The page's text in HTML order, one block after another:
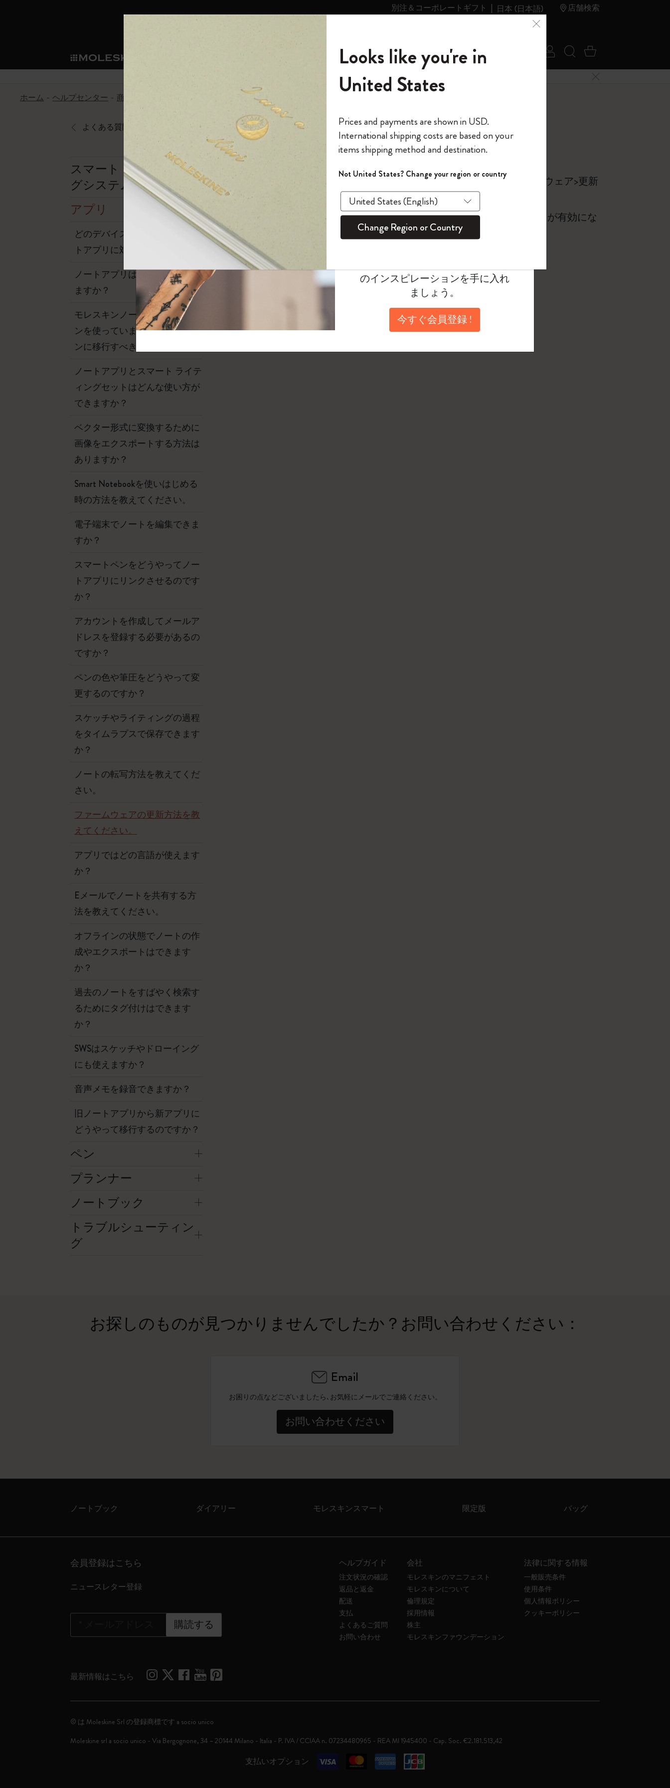
別注＆コーポレートギフト 日本 (日本語) 店舗検索
ノートブック
ノートブック
The Original Notebook
ミニノートブックチャーム
カイエ ＆ ジャーナル
セット
パッションジャーナル
スチューデントカイエジャーナル
ダイアリー
ダイアリー
パーソナル・ダイアリー
12カ月ダイアリー
15ヶ月プランナー
ウィークリープランナー
デイリープランナー
マンスリープランナー
ライフプランナー・コレクション
モレスキンスマート
サブカテゴリ
すべて見る
スマートライティング・システム
モレスキンスマートスマートとは
アプリ・サービス
ライティングツール
サブカテゴリ
モレスキンスマート
Blackwing x モレスキン
Kaweco x モレスキン
ペン & ペンシル
限定版ノートブック
サブカテゴリ
Reframe サングラス
ムーミン コレクション
キム・ジョンギコレクション
「Alice's Adventures in Wonderland」コレ
『ロード・オブ・ザ・リング』コレク
カラーパターン ノートブック
サクラコレクション
馬年コレクション
芸術と文化
サブカテゴリ
キム・ジョンギコレクション
Impressions of Impressionism コレクショ
ン
カサ・バトリョ 限定版コレクション
バッグ
すべて見る
バックパック
限定版バックパック
Shopper paper – made Collection
ギフト
サブカテゴリ
アートを愛する方への贈り物
プロフェッショナルへの贈り物
ミニマリストへの贈り物
マキシマリストへの贈り物
健康を愛する方への贈り物です
趣味を愛する方へのギフト
サブカテゴリ
カントリー・テーマ・ピンズ・コレク
ション
パッチ
サブカテゴリ
プライドをいつも胸に
Mardi Mercredi × モレスキン
スマートライティング・シス
テム
サブカテゴリ
スマートライティング・システム
スマートノートブック
スマートダイアリー
モレスキンスマートスマート
アプリ・サービス
サブカテゴリ
Notes
モレスキン Journal
モレスキン Planner
パーソナライズサ
カスタムダイアリー
カスタムノートブック
パッチ
和紙テープ
ミニノートブックチャーム
別注＆コーポレートギフト
リー
の世界
サブカテゴリ
モレスキンメンバーシップ
我々の歴史
モレスキンのマニフェスト
ペンと紙の力
持続可能な創造性
Detour
モレスキン Foundation
ール
ログイン
今すぐメンバー登録
ウェルカムオファー: 次回のご購入時に10% オフと送料無料
通常特典: パーソナライズの2冊ご購入で1冊無料
バースデー特典: 1回限りの割引（1ヶ月有効）
先行プレビュー: 新作コレクションへの先行アクセス
伝説的なお得情報: 会員限定の特別サプライズ
セールへの早期アクセス: お得な情報をいち早くチェック
モレスキン限定イベント: 優先アクセス
返品期間の延長: 1ヶ月間
アカウントを作成する
モレスキンの世界へようこそ
*メールアドレス
*パスワード
このデバイスで情報を保存する
ログイン
検索 (キーワード
カート 0 アイ
6,500円以上のご購入で送料無料
メニューを閉じる
ホーム
ヘルプセンター 商品 スマートライティングセット ファームウェアの更新方法を教えてください。
よくある質問に戻る
ファームウェアの更新方法を教えてください。
ノートアプリ右上の「スマートペンの設定」アイコンをタップ >ファームウェア>更新
情報 からファームウェアを更新します。
ノートの内容を同期するときには右上の「スマートペンの接続」アイコンが有効にな
っていることを確認してください（有効になるとアイコンが光ります）。
スマート ライティン
グシステム
アプリ
どのデバイスがモレスキンノー
トアプリに対応していますか？
ノートアプリはWindowsで使え
ますか？
モレスキンノートの旧バージョ
ンを使っています。 新バージョ
ンに移行すべきですか？
ノートアプリとスマート ライテ
ィングセットはどんな使い方が
できますか？
ベクター形式に変換するために
画像をエクスポートする方法は
ありますか？
Smart Notebookを使いはじめる
時の方法を教えてください。
電子端末でノートを編集できま
すか？
スマートペンをどうやってノー
トアプリにリンクさせるのです
か？
アカウントを作成してメールア
ドレスを登録する必要があるの
ですか？
ペンの色や筆圧をどうやって変
更するのですか？
スケッチやライティングの過程
をタイムラプスで保存できます
か？
ノートの転写方法を教えてくだ
さい。
ファームウェアの更新方法を教
えてください。
アプリではどの言語が使えます
か？
Eメールでノートを共有する方
法を教えてください。
オフラインの状態でノートの作
成やエクスポートはできます
か？
過去のノートをすばやく検索す
るためにタグ付けはできます
か？
SWSはスケッチやドローイング
にも使えますか？
音声メモを録音できますか？
旧ノートアプリから新アプリに
どうやって移行するのですか？
ペン
プランナー
ノートブック
トラブルシューティン
グ
お探しのものが見つかりませんでしたか？お問い合わせください：
Email
お困りの点などございましたら､お気軽にメールでご連絡ください。
お問い合わせください
ノートブック ダイアリー モレスキンスマート 限定版 バッグ
会員登録はこちら
ニュースレター登録
購読する
ヘルプガイド
注文状況の確認
返品と返金
配送
支払
よくあるご質問
お問い合わせ
会社
モレスキンのマニフェスト
モレスキンについて
倫理規定
採用情報
株主
モレスキンファウンデーション
法律に関する情報
一般販売条件
使用条件
個人情報ポリシー
クッキーポリシー
最新情報はこちら
支払いオプション
© は Moleskine Srl の登録商標です a socio unico
Moleskine srl a socio unico - Via Bergognone, 34 – 20144 Milano - Italia - P. IVA / CCIAA n. 07234480965 - REA MI 1945400 - Cap. Soc. €2.181.513,42
モレスキンの世界へようこそ
今すぐ会員登録して、コード
「WELCOME10」を入力すると、初
回注文が10%オフ＋送料無料になり
ます。セール・アウトレット品は
適用外。
のインスピレーションを手に入れ
ましょう。
今すぐ会員登録 !
Looks like you're in
United States
Prices and payments are shown in USD.
International shipping costs are based on your
items shipping method and destination.
Not United States? Change your region or country
Change Region or Country